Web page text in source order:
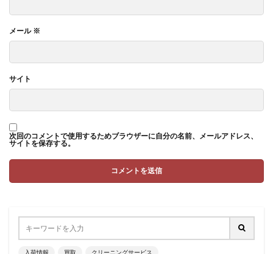
メール ※
サイト
次回のコメントで使用するためブラウザーに自分の名前、メールアドレス、
サイトを保存する。
入荷情報 買取 クリーニングサービス